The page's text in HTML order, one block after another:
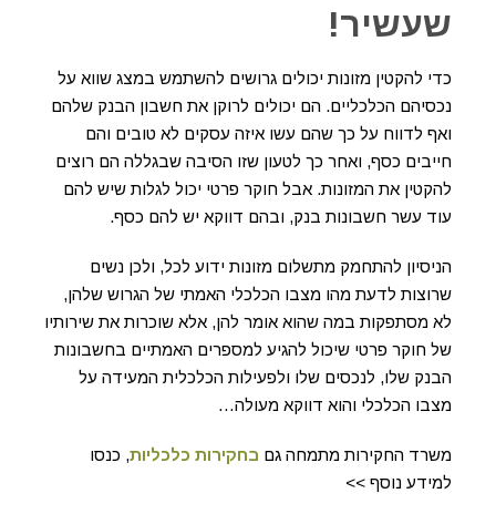
שעשיר!
כדי להקטין מזונות יכולים גרושים להשתמש במצג שווא על
נכסיהם הכלכליים. הם יכולים לרוקן את חשבון הבנק שלהם
ואף לדווח על כך שהם עשו איזה עסקים לא טובים והם
חייבים כסף, ואחר כך לטעון שזו הסיבה שבגללה הם רוצים
להקטין את המזונות. אבל חוקר פרטי יכול לגלות שיש להם
עוד עשר חשבונות בנק, ובהם דווקא יש להם כסף.
הניסיון להתחמק מתשלום מזונות ידוע לכל, ולכן נשים
שרוצות לדעת מהו מצבו הכלכלי האמתי של הגרוש שלהן,
לא מסתפקות במה שהוא אומר להן, אלא שוכרות את שירותיו
של חוקר פרטי שיכול להגיע למספרים האמתיים בחשבונות
הבנק שלו, לנכסים שלו ולפעילות הכלכלית המעידה על
מצבו הכלכלי והוא דווקא מעולה…
משרד החקירות מתמחה גם בחקירות כלכליות, כנסו
למידע נוסף >>